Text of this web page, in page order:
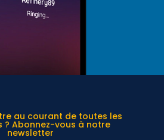
au courant de toutes les
? Abonnez-vous à notre
newsletter